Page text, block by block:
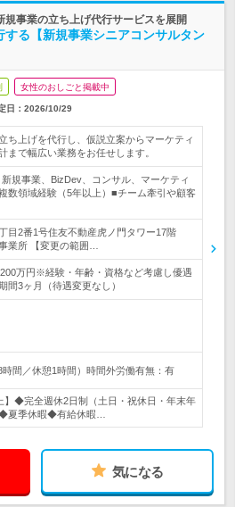
事業の立ち上げ代行サービスを展開
する【新規事業シニアコンサルタン
女性のおしごと掲載中
日： 2026/10/29
ち上げを代行し、仮説立案からマーケティ
まで幅広い業務をお任せします。
規事業、BizDev、コンサル、マーケティ
数領域経験（5年以上）■チーム牽引や顧客
目2番1号住友不動産虎ノ門タワー17階
業所 【変更の範囲…
万円※経験・年齢・資格など考慮し優遇
間3ヶ月（待遇変更なし）
時間／休憩1時間）時間外労働有無：有
】◆完全週休2日制（土日・祝休日・年末年
夏季休暇◆有給休暇…
気になる